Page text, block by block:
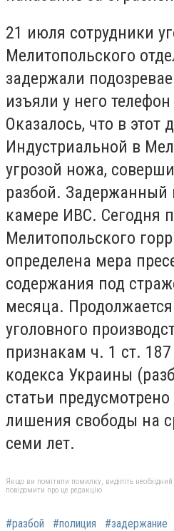
21 июля сотрудники
Мелитопольского
задержали
изъяли у него
Оказалось, что в этот
Индустриальной в
угрозой ножа,
разбой. Задержанный
камере ИВС. Сегодня
Мелитопольского
определена мера
содержания под
месяца.
уголовного
признакам ч. 1 ст.
кодекса Украины
статьи
лишения свободы на
семи лет.
Якщо ви помітили помилку, виділіть
повідомити про це редакцію
#разбой #полиция #задержание